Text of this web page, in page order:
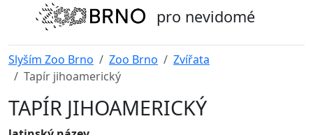
pro nevidomé
Slyším Zoo Brno Zoo Brno
Zvířata
Tapír jihoamerický
TAPÍR JIHOAMERICKÝ